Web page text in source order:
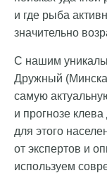
и где рыба
значительно
С нашим
Дружный
самую
и прогнозе
для этого
от экспертов и
используем